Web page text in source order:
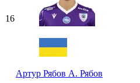
16
Артур Рябов А. Рябов